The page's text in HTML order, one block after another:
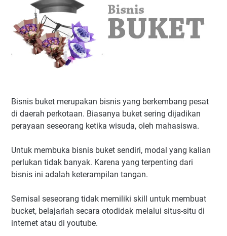
Bisnis buket merupakan bisnis yang berkembang pesat
di daerah perkotaan. Biasanya buket sering dijadikan
perayaan seseorang ketika wisuda, oleh mahasiswa.
Untuk membuka bisnis buket sendiri, modal yang kalian
perlukan tidak banyak. Karena yang terpenting dari
bisnis ini adalah keterampilan tangan.
Semisal seseorang tidak memiliki skill untuk membuat
bucket, belajarlah secara otodidak melalui situs-situ di
internet atau di youtube.